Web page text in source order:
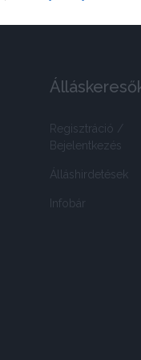
Regisztráció /
Bejelentkezés
Álláshirdetések
Infobár